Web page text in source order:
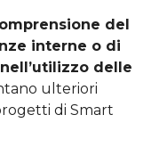
del
interne o di
delle
ulteriori
di Smart